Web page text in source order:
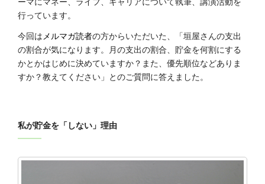
行っています。
今回はメルマガ読者の方からいただいた、「垣屋さんの支出
の割合が気になります。月の支出の割合、貯金を何割にする
かとかはじめに決めていますか？また、優先順位などありま
すか？教えてください」とのご質問に答えました。
私が貯金を「しない」理由